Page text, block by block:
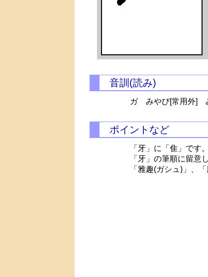
音訓(読み)
ガ みやび[常用外]
ポイントなど
「牙」に「隹」です。
「牙」の筆順に留意
「雅趣(ガシュ)」、